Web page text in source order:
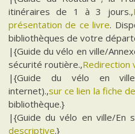
itinéraires de 1 à 3 jours.,
présentation de ce livre.
bibliothèques de votre
|{Guide du vélo en ville/
sécurité routière.,Redirection
|{Guide du vélo en
internet).,sur ce lien la fiche
bibliothèque.}
|{Guide du vélo en ville/En
descriptive.}